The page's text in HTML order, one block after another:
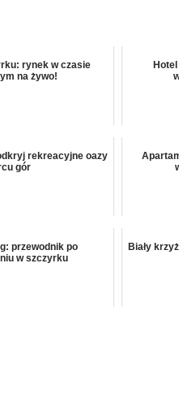
rynek w czasie
na żywo!
rekreacyjne oazy
gór
przewodnik po
w szczyrku
Biały